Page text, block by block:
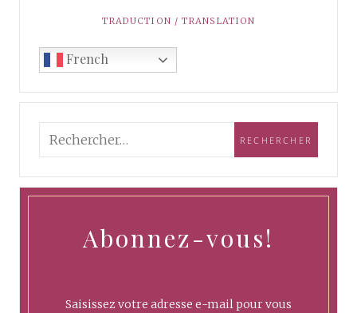
TRADUCTION / TRANSLATION
French
Abonnez-vous!
Saisissez votre adresse e-mail pour vous